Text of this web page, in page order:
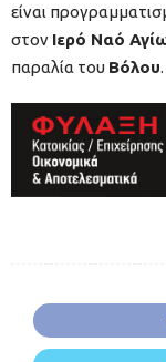
είναι
στον Ιερό Ναό
παραλία του Βόλου.